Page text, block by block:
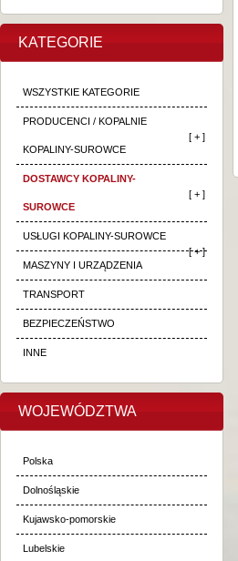
KATEGORIE
WSZYSTKIE KATEGORIE
PRODUCENCI / KOPALNIE
KOPALINY-SUROWCE
[ + ]
DOSTAWCY KOPALINY-
SUROWCE
[ + ]
USŁUGI KOPALINY-SUROWCE
[ + ]
MASZYNY I URZĄDZENIA
TRANSPORT
BEZPIECZEŃSTWO
INNE
WOJEWÓDZTWA
Polska
Dolnośląskie
Kujawsko-pomorskie
Lubelskie